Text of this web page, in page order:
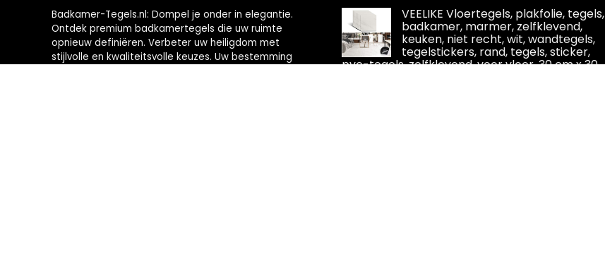
Badkamer-Tegels.nl: Dompel je onder in elegantie.
Ontdek premium badkamertegels die uw ruimte
opnieuw definiëren. Verbeter uw heiligdom met
stijlvolle en kwaliteitsvolle keuzes. Uw bestemming
VEELIKE Vloertegels, plakfolie, tegels,
badkamer, marmer, zelfklevend,
keuken, niet recht, wit, wandtegels,
tegelstickers, rand, tegels, sticker,
pvc-tegels, zelfklevend, voor vloer, 30 cm x 30